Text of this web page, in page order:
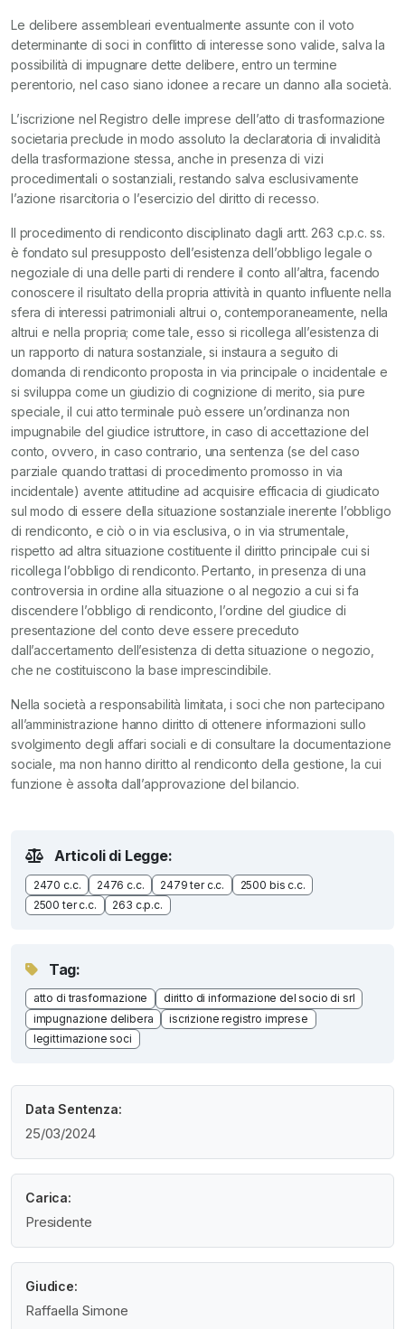
Le delibere assembleari eventualmente assunte con il voto
determinante di soci in conflitto di interesse sono valide, salva la
possibilità di impugnare dette delibere, entro un termine
perentorio, nel caso siano idonee a recare un danno alla società.
L’iscrizione nel Registro delle imprese dell’atto di trasformazione
societaria preclude in modo assoluto la declaratoria di invalidità
della trasformazione stessa, anche in presenza di vizi
procedimentali o sostanziali, restando salva esclusivamente
l’azione risarcitoria o l’esercizio del diritto di recesso.
Il procedimento di rendiconto disciplinato dagli artt. 263 c.p.c. ss.
è fondato sul presupposto dell’esistenza dell’obbligo legale o
negoziale di una delle parti di rendere il conto all’altra, facendo
conoscere il risultato della propria attività in quanto influente nella
sfera di interessi patrimoniali altrui o, contemporaneamente, nella
altrui e nella propria; come tale, esso si ricollega all’esistenza di
un rapporto di natura sostanziale, si instaura a seguito di
domanda di rendiconto proposta in via principale o incidentale e
si sviluppa come un giudizio di cognizione di merito, sia pure
speciale, il cui atto terminale può essere un’ordinanza non
impugnabile del giudice istruttore, in caso di accettazione del
conto, ovvero, in caso contrario, una sentenza (se del caso
parziale quando trattasi di procedimento promosso in via
incidentale) avente attitudine ad acquisire efficacia di giudicato
sul modo di essere della situazione sostanziale inerente l’obbligo
di rendiconto, e ciò o in via esclusiva, o in via strumentale,
rispetto ad altra situazione costituente il diritto principale cui si
ricollega l’obbligo di rendiconto. Pertanto, in presenza di una
controversia in ordine alla situazione o al negozio a cui si fa
discendere l’obbligo di rendiconto, l’ordine del giudice di
presentazione del conto deve essere preceduto
dall’accertamento dell’esistenza di detta situazione o negozio,
che ne costituiscono la base imprescindibile.
Nella società a responsabilità limitata, i soci che non partecipano
all’amministrazione hanno diritto di ottenere informazioni sullo
svolgimento degli affari sociali e di consultare la documentazione
sociale, ma non hanno diritto al rendiconto della gestione, la cui
funzione è assolta dall’approvazione del bilancio.
Articoli di Legge:
2470 c.c. 2476 c.c. 2479 ter c.c.
2500 bis c.c.
2500 ter c.c.
263 c.p.c.
Tag:
atto di trasformazione
diritto di informazione del socio di srl
impugnazione delibera
iscrizione registro imprese
legittimazione soci
Data Sentenza:
25/03/2024
Carica:
Presidente
Giudice:
Raffaella Simone